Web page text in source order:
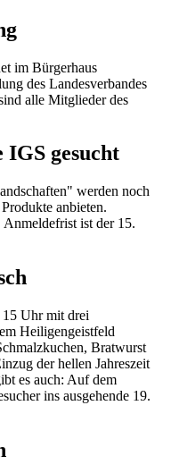
im Bürgerhaus
des Landesverbandes
alle Mitglieder des
gesucht
werden noch
anbieten.
Anmeldefrist ist der 15.
Uhr mit drei
Heiligengeistfeld
Bratwurst
der hellen Jahreszeit
es auch: Auf dem
ins ausgehende 19.